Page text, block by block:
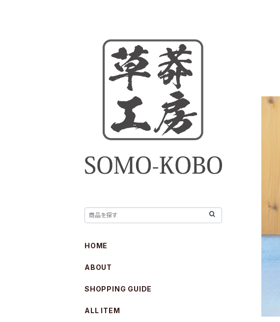
HOME
ABOUT
SHOPPING GUIDE
ALL ITEM